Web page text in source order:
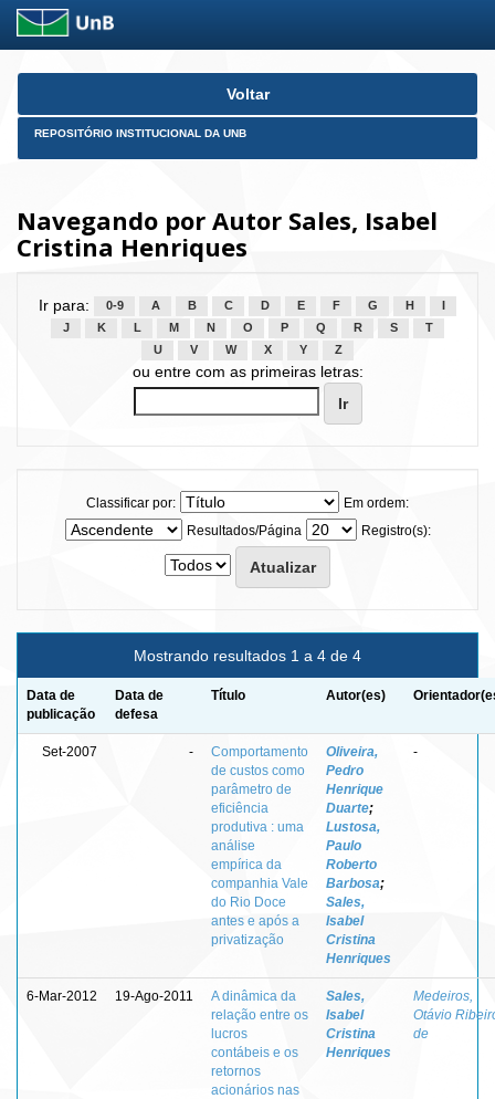
Skip
Voltar
REPOSITÓRIO INSTITUCIONAL DA UNB
Navegando por Autor Sales, Isabel
Cristina Henriques
Ir para: 0-9 A B C D E F G H
J
K L M N O P Q R S
T
U
V W X Y Z
ou entre com as primeiras letras:
Classificar por:
Em ordem:
Resultados/Página
Registro(s):
Mostrando resultados 1 a 4 de 4
Data de
publicação
Data de
defesa
Título Autor(es)
Set-2007 -
Comportamento
de custos como
parâmetro de
eficiência
produtiva : uma
análise
empírica da
companhia Vale
do Rio Doce
antes e após a
privatização
Oliveira,
Pedro
Henrique
Duarte;
Lustosa,
Paulo
Roberto
Barbosa;
Sales,
Isabel
Cristina
Henriques
-
6-Mar-2012 19-Ago-2011
A dinâmica da
relação entre os
lucros
contábeis e os
retornos
acionários nas
Sales,
Isabel
Cristina
Henriques
Medeiros,
Otávio
de